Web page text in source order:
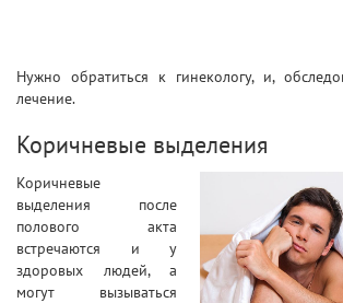
Нужно обратиться к гинекологу, и,
лечение.
Коричневые выделения
Коричневые
выделения после
полового акта
встречаются и у
здоровых людей, а
могут вызываться